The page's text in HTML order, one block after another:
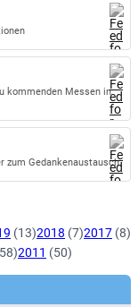
kommenden Messen in
zum Gedankenaustausch.
(13)2018 (7)2017 (8)
2011 (50)